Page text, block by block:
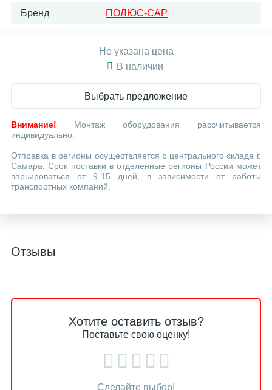
Бренд ПОЛЮС-САР
Не указана цена
В наличии
Выбрать предложение
Внимание! Монтаж оборудования рассчитывается
индивидуально.
Отправка в регионы осуществляется с центрального склада г.
Самара. Срок поставки в отделенные регионы России может
варьироваться от 9-15 дней, в зависимости от работы
транспортных компаний.
Отзывы
Хотите оставить отзыв?
Поставьте свою оценку!
Сделайте выбор!